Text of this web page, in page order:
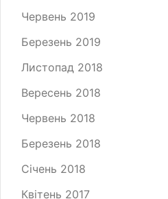
Червень 2019
Березень 2019
Листопад 2018
Вересень 2018
Червень 2018
Березень 2018
Січень 2018
Квітень 2017